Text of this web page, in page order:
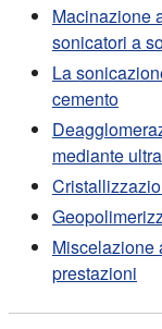
Macinazione
sonicatori a
La
cemento
mediante
Miscelazione
prestazioni